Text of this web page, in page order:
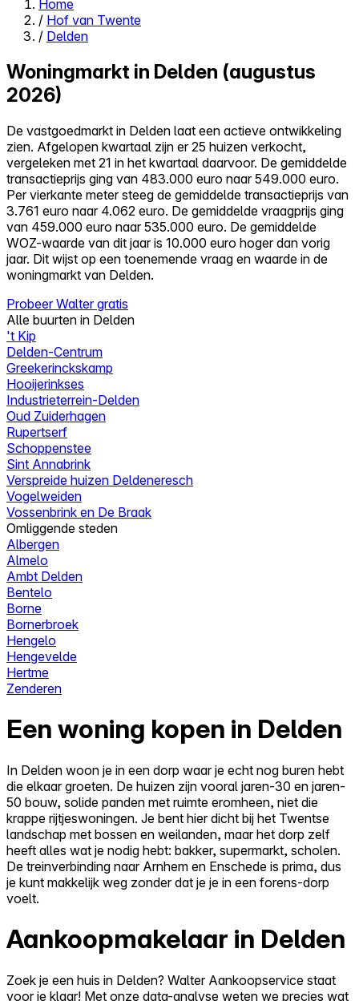
Close menu
Alles-in-één
Reviews
Prijzen
Log in
Probeer Walter gratis
Home
/ Hof van Twente
/ Delden
Woningmarkt in Delden (augustus
2026)
De vastgoedmarkt in Delden laat een actieve ontwikkeling
zien. Afgelopen kwartaal zijn er 25 huizen verkocht,
vergeleken met 21 in het kwartaal daarvoor. De gemiddelde
transactieprijs ging van 483.000 euro naar 549.000 euro.
Per vierkante meter steeg de gemiddelde transactieprijs van
3.761 euro naar 4.062 euro. De gemiddelde vraagprijs ging
van 459.000 euro naar 535.000 euro. De gemiddelde
WOZ-waarde van dit jaar is 10.000 euro hoger dan vorig
jaar. Dit wijst op een toenemende vraag en waarde in de
woningmarkt van Delden.
Probeer Walter gratis
Alle buurten in Delden
't Kip
Delden-Centrum
Greekerinckskamp
Hooijerinkses
Industrieterrein-Delden
Oud Zuiderhagen
Rupertserf
Schoppenstee
Sint Annabrink
Verspreide huizen Deldeneresch
Vogelweiden
Vossenbrink en De Braak
Omliggende steden
Albergen
Almelo
Ambt Delden
Bentelo
Borne
Bornerbroek
Hengelo
Hengevelde
Hertme
Zenderen
Een woning kopen in Delden
In Delden woon je in een dorp waar je echt nog buren hebt
die elkaar groeten. De huizen zijn vooral jaren-30 en jaren-
50 bouw, solide panden met ruimte eromheen, niet die
krappe rijtjeswoningen. Je bent hier dicht bij het Twentse
landschap met bossen en weilanden, maar het dorp zelf
heeft alles wat je nodig hebt: bakker, supermarkt, scholen.
De treinverbinding naar Arnhem en Enschede is prima, dus
je kunt makkelijk weg zonder dat je je in een forens-dorp
voelt.
Aankoopmakelaar in Delden
Zoek je een huis in Delden? Walter Aankoopservice staat
voor je klaar! Met onze data-analyse weten we precies wat